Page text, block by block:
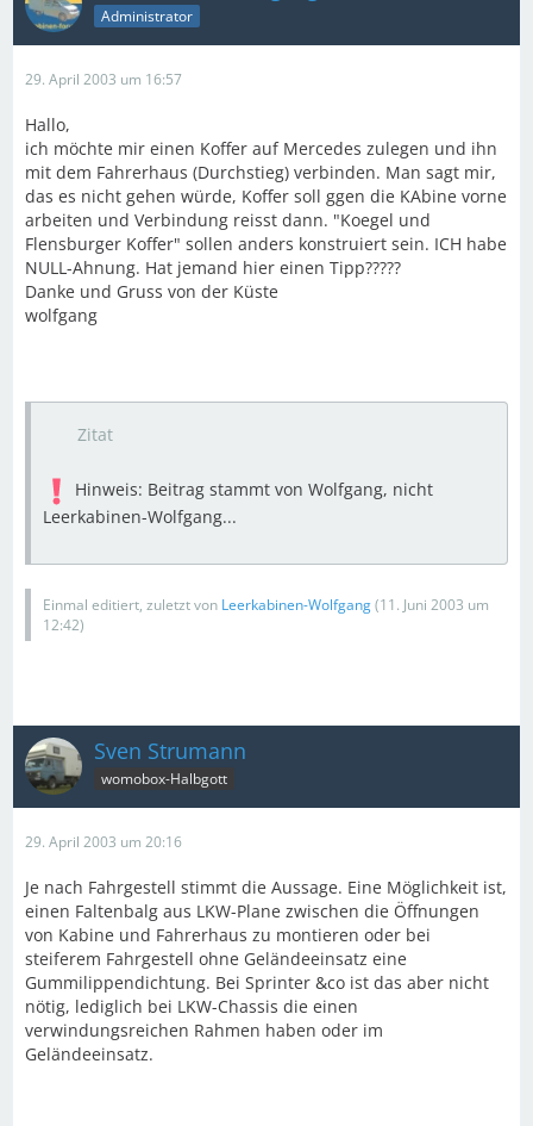
Administrator
29. April 2003 um 16:57
Hallo,
ich möchte mir einen Koffer auf Mercedes zulegen und ihn
mit dem Fahrerhaus (Durchstieg) verbinden. Man sagt mir,
das es nicht gehen würde, Koffer soll ggen die KAbine vorne
arbeiten und Verbindung reisst dann. "Koegel und
Flensburger Koffer" sollen anders konstruiert sein. ICH habe
NULL-Ahnung. Hat jemand hier einen Tipp?????
Danke und Gruss von der Küste
wolfgang
Zitat
Hinweis: Beitrag stammt von Wolfgang, nicht
Leerkabinen-Wolfgang...
Einmal editiert, zuletzt von Leerkabinen-Wolfgang(11. Juni 2003 um
12:42)
Sven Strumann
womobox-Halbgott
29. April 2003 um 20:16
Je nach Fahrgestell stimmt die Aussage. Eine Möglichkeit ist,
einen Faltenbalg aus LKW-Plane zwischen die Öffnungen
von Kabine und Fahrerhaus zu montieren oder bei
steiferem Fahrgestell ohne Geländeeinsatz eine
Gummilippendichtung. Bei Sprinter &co ist das aber nicht
nötig, lediglich bei LKW-Chassis die einen
verwindungsreichen Rahmen haben oder im
Geländeeinsatz.